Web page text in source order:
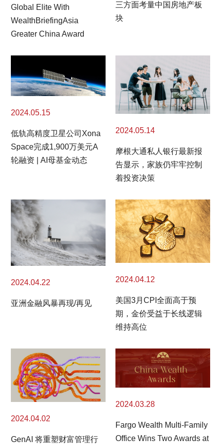
Global Elite With
WealthBriefingAsia
Greater China Award
三方面考量中国房地产板
块
2024.05.15
低轨高精度卫星公司Xona
Space完成1,900万美元A
轮融资 | AI母基金动态
2024.05.14
摩根大通私人银行最新报
告显示，家族仍牢牢控制
着投资决策
2024.04.22
亚洲金融风暴再现/再见
2024.04.12
美国3月CPI全面高于预
期，金价受益于长线逻辑
维持高位
2024.04.02
GenAI 将重塑财富管理行
2024.03.28
Fargo Wealth Multi-Family
Office Wins Two Awards at